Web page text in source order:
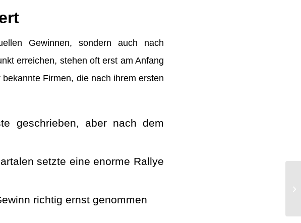
Gewinnen, sondern auch nach
erreichen, stehen oft erst am Anfang
Firmen, die nach ihrem ersten
geschrieben, aber nach dem
setzte eine enorme Rallye
richtig ernst genommen